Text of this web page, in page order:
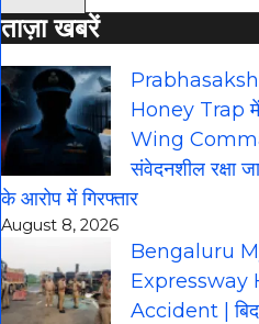
ताज़ा खबरें
Honey Trap
Wing
संवेदनशील रक्षा
के आरोप में गिरफ्तार
August 8, 2026
Bengaluru
Expressway
Accident |